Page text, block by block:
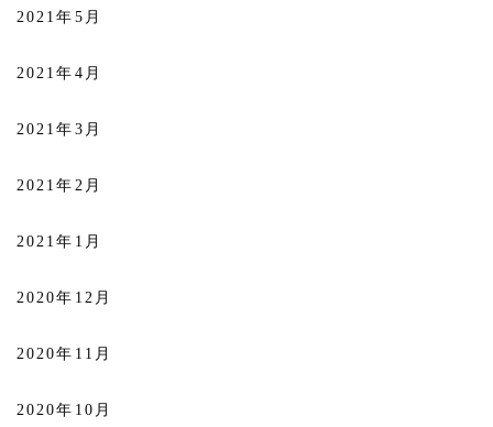
2021年5月
2021年4月
2021年3月
2021年2月
2021年1月
2020年12月
2020年11月
2020年10月